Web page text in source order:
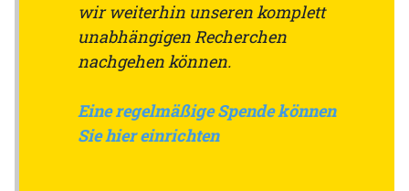
wir weiterhin unseren komplett
unabhängigen Recherchen
nachgehen können.
Eine regelmäßige Spende können
Sie hier einrichten